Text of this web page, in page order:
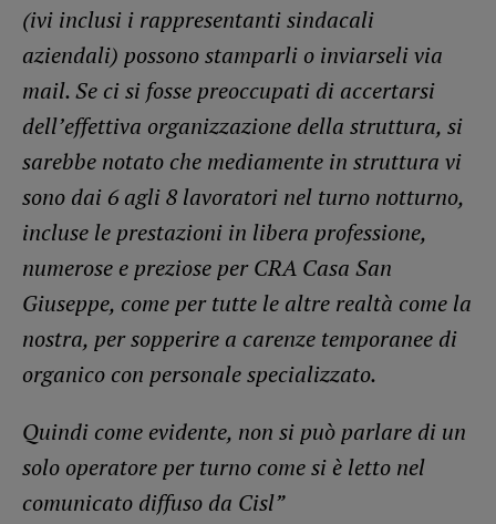
(ivi inclusi i rappresentanti sindacali
aziendali) possono stamparli o inviarseli via
mail. Se ci si fosse preoccupati di accertarsi
dell’effettiva organizzazione della struttura, si
sarebbe notato che mediamente in struttura vi
sono dai 6 agli 8 lavoratori nel turno notturno,
incluse le prestazioni in libera professione,
numerose e preziose per CRA Casa San
Giuseppe, come per tutte le altre realtà come la
nostra, per sopperire a carenze temporanee di
organico con personale specializzato.
Quindi come evidente, non si può parlare di un
solo operatore per turno come si è letto nel
comunicato diffuso da Cisl”